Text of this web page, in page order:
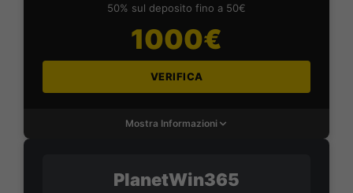
50% sul deposito fino a 50€
1000€
VERIFICA
Mostra Informazioni
PlanetWin365